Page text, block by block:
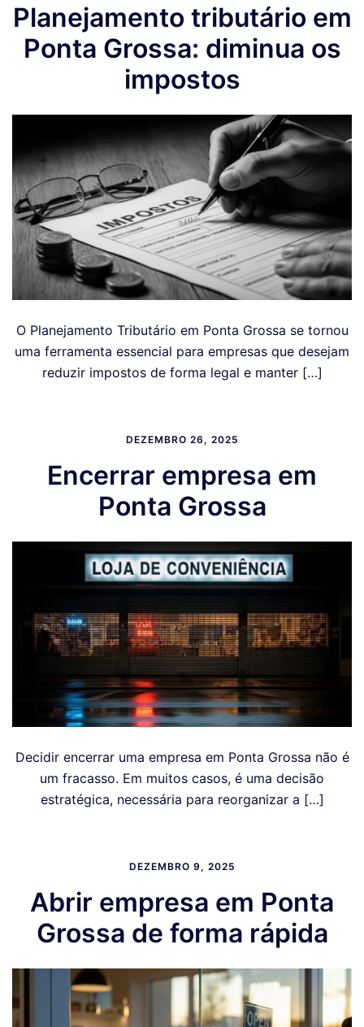
Planejamento tributário em
Ponta Grossa: diminua os
impostos
O Planejamento Tributário em Ponta Grossa se tornou
uma ferramenta essencial para empresas que desejam
reduzir impostos de forma legal e manter […]
DEZEMBRO 26, 2025
Encerrar empresa em
Ponta Grossa
Decidir encerrar uma empresa em Ponta Grossa não é
um fracasso. Em muitos casos, é uma decisão
estratégica, necessária para reorganizar a […]
DEZEMBRO 9, 2025
Abrir empresa em Ponta
Grossa de forma rápida